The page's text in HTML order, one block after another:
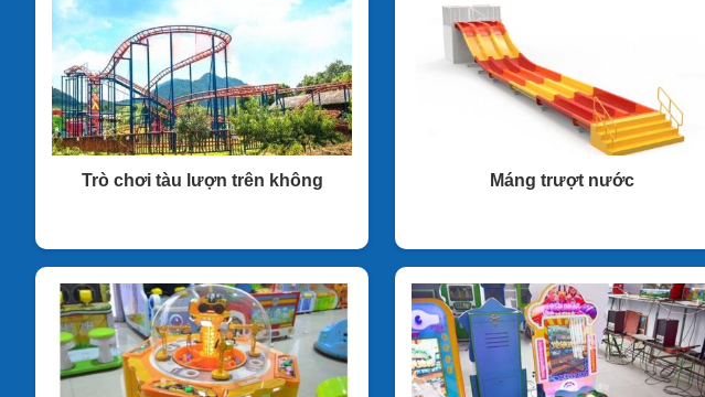
Trò chơi tàu lượn trên không Máng trượt nước